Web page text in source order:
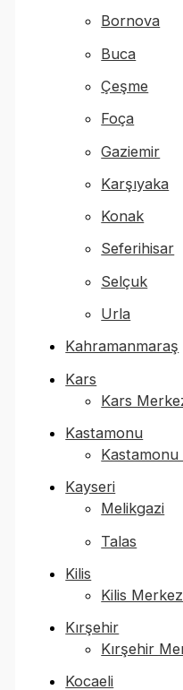
Bornova
Buca
Çeşme
Foça
Gaziemir
Karşıyaka
Konak
Seferihisar
Selçuk
Urla
Kahramanmaraş
Kars
Kars
Kastamonu
Kayseri
Melikgazi
Talas
Kilis
Kilis Merkez
Kırşehir
Kırşehir
Kocaeli